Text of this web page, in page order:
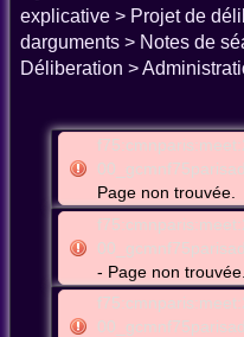
explicative > Projet de
darguments > Notes de
Déliberation >
Page non trouvée.
- Page non trouvée.